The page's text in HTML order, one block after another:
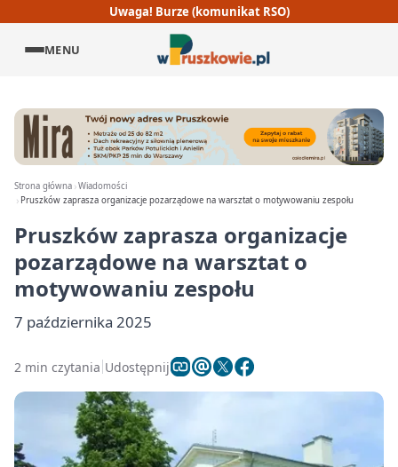
Uwaga! Burze (komunikat RSO)
MENU
Strona główna Wiadomości
Pruszków zaprasza organizacje pozarządowe na warsztat o motywowaniu zespołu
Pruszków zaprasza organizacje
pozarządowe na warsztat o
motywowaniu zespołu
7 października 2025
2 min czytania Udostępnij